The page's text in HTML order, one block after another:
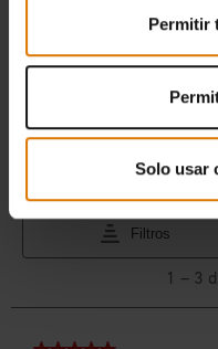
Permitir
Solo usar